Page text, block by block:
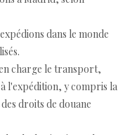
dans le monde
charge le transport,
l'expédition, y compris la
droits de douane